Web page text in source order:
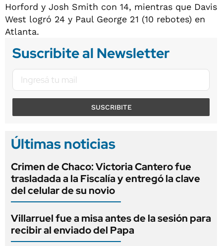
Horford y Josh Smith con 14, mientras que Davis
West logró 24 y Paul George 21 (10 rebotes) en
Atlanta.
Suscribite al Newsletter
SUSCRIBITE
Últimas noticias
Crimen de Chaco: Victoria Cantero fue
trasladada a la Fiscalía y entregó la clave
del celular de su novio
Villarruel fue a misa antes de la sesión para
recibir al enviado del Papa